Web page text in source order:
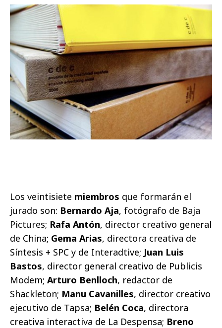
Los veintisiete miembros que formarán el
jurado son: Bernardo Aja, fotógrafo de Baja
Pictures; Rafa Antón, director creativo general
de China; Gema Arias, directora creativa de
Síntesis + SPC y de Interadtive; Juan Luis
Bastos, director general creativo de Publicis
Modem; Arturo Benlloch, redactor de
Shackleton; Manu Cavanilles, director creativo
ejecutivo de Tapsa; Belén Coca, directora
creativa interactiva de La Despensa; Breno